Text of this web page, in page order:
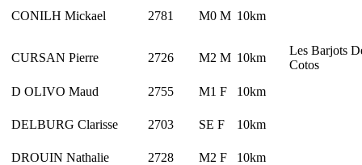
CONILH Mickael 2781 M0 M 10km
CURSAN Pierre 2726 M2 M 10km
Les Barjots
Cotos
D OLIVO Maud
2755 M1 F 10km
DELBURG Clarisse 2703 SE F 10km
DROUIN Nathalie 2728 M2 F 10km